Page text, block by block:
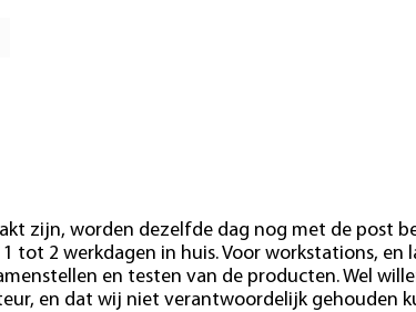
zijn, worden dezelfde dag nog met de post
tot 2 werkdagen in huis. Voor workstations, en
en testen van de producten. Wel
en dat wij niet verantwoordelijk gehouden